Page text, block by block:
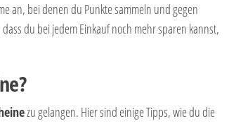
an, bei denen du Punkte sammeln und gegen
du bei jedem Einkauf noch mehr sparen kannst,
zu gelangen. Hier sind einige Tipps, wie du die